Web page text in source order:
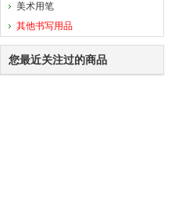
美术用笔
其他书写用品
您最近关注过的商品